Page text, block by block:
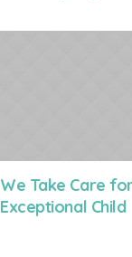
We Take Care
Exceptional Child